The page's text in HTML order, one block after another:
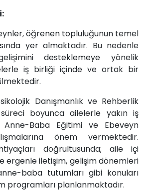
öğrenen topluluğunun temel
yer almaktadır. Bu nedenle
desteklemeye yönelik
iş birliği içinde ve ortak bir
Danışmanlık ve Rehberlik
boyunca ailelerle yakın iş
Baba Eğitimi ve Ebeveyn
önem vermektedir.
doğrultusunda; aile içi
ergenle iletişim, gelişim dönemleri
baba tutumları gibi konuları
programları planlanmaktadır.